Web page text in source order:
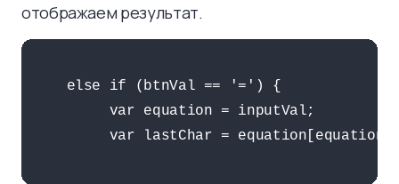
отображаем результат.
    else if (btnVal == '=') {
         var equation = inputVal;
var lastChar =